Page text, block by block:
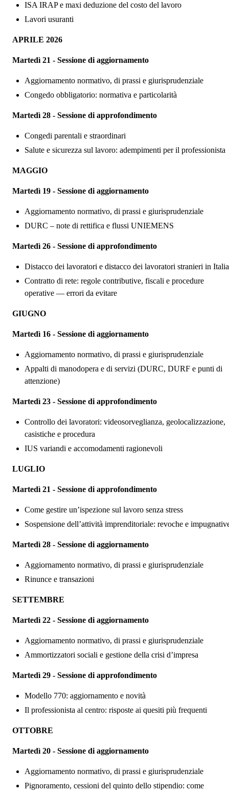
ISA IRAP e maxi deduzione del costo del lavoro
Lavori usuranti
APRILE 2026
Martedì 21 - Sessione di aggiornamento
Aggiornamento normativo, di prassi e giurisprudenziale
Congedo obbligatorio: normativa e particolarità
Martedì 28 - Sessione di approfondimento
Congedi parentali e straordinari
Salute e sicurezza sul lavoro: adempimenti per il professionista
MAGGIO
Martedì 19 - Sessione di aggiornamento
Aggiornamento normativo, di prassi e giurisprudenziale
DURC – note di rettifica e flussi UNIEMENS
Martedì 26 - Sessione di approfondimento
Distacco dei lavoratori e distacco dei lavoratori stranieri in Italia
Contratto di rete: regole contributive, fiscali e procedure
operative — errori da evitare
GIUGNO
Martedì 16 - Sessione di aggiornamento
Aggiornamento normativo, di prassi e giurisprudenziale
Appalti di manodopera e di servizi (DURC, DURF e punti di
attenzione)
Martedì 23 - Sessione di approfondimento
Controllo dei lavoratori: videosorveglianza, geolocalizzazione,
casistiche e procedura
IUS variandi e accomodamenti ragionevoli
LUGLIO
Martedì 21 - Sessione di approfondimento
Come gestire un’ispezione sul lavoro senza stress
Sospensione dell’attività imprenditoriale: revoche e
Martedì 28 - Sessione di aggiornamento
Aggiornamento normativo, di prassi e giurisprudenziale
Rinunce e transazioni
SETTEMBRE
Martedì 22 - Sessione di aggiornamento
Aggiornamento normativo, di prassi e giurisprudenziale
Ammortizzatori sociali e gestione della crisi d’impresa
Martedì 29 - Sessione di approfondimento
Modello 770: aggiornamento e novità
Il professionista al centro: risposte ai quesiti più frequenti
OTTOBRE
Martedì 20 - Sessione di aggiornamento
Aggiornamento normativo, di prassi e giurisprudenziale
Pignoramento, cessioni del quinto dello stipendio: come